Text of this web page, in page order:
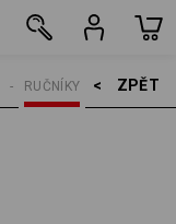
ZPĚT    >
RUČNÍKY